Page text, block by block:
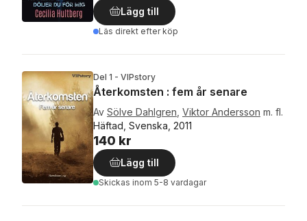
Lägg till
Läs direkt efter köp
Del 1 - VIPstory
Återkomsten : fem år senare
Av Sölve Dahlgren, Viktor Andersson m. fl.
Häftad, Svenska, 2011
140 kr
Lägg till
Skickas inom 5-8 vardagar